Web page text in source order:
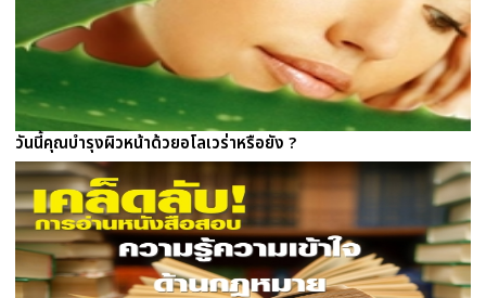
วันนี้คุณบำรุงผิวหน้าด้วยอโลเวร่าหรือยัง ?